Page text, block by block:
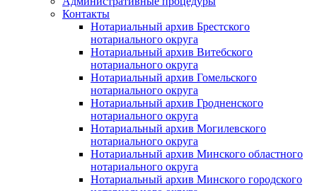
Контакты
Нотариальный архив Брестского
нотариального округа
Нотариальный архив Витебского
нотариального округа
Нотариальный архив Гомельского
нотариального округа
Нотариальный архив Гродненского
нотариального округа
Нотариальный архив Могилевского
нотариального округа
Нотариальный архив Минского областного
нотариального округа
Нотариальный архив Минского городского